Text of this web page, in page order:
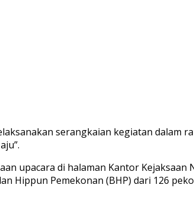
serangkaian kegiatan dalam
upacara di halaman Kantor
Hippun Pemekonan (BHP) dari 126